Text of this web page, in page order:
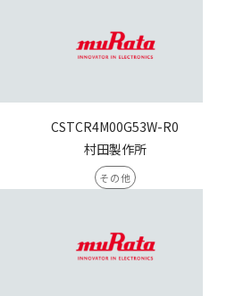
CSTCR4M00G53W-R0
村田製作所
その他